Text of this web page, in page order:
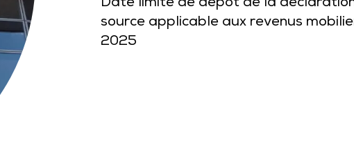
Date limite de dépôt de la
source applicable aux revenus
2025